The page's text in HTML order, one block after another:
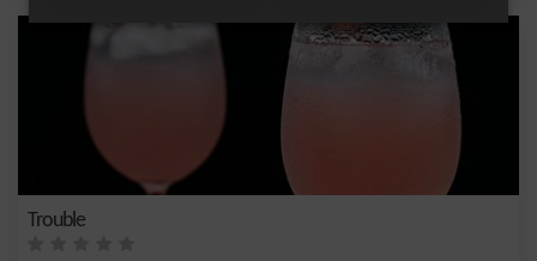
Trouble